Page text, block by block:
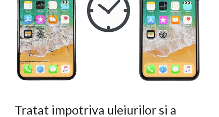
Tratat impotriva uleiurilor si a